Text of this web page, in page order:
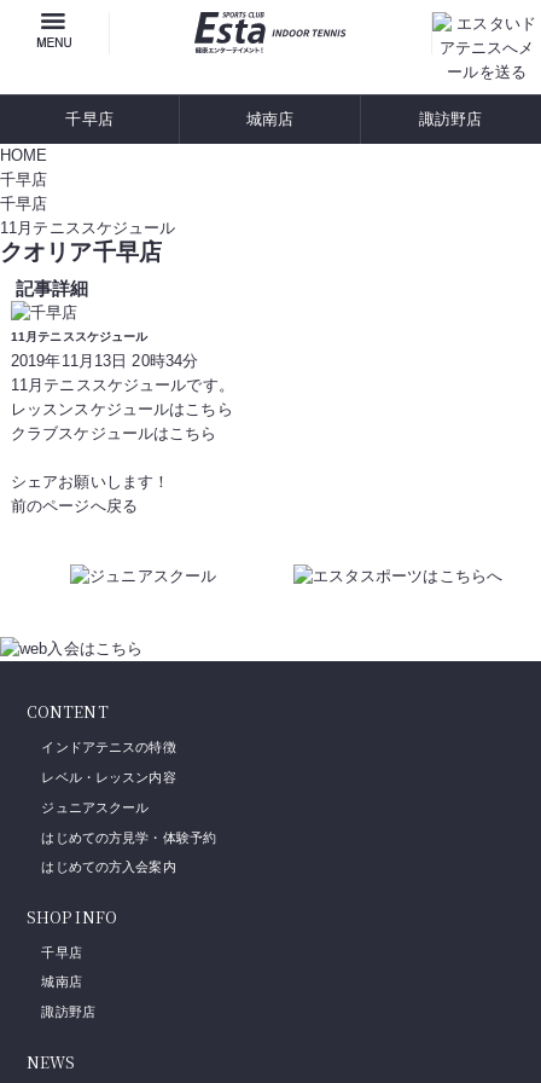
千早店 城南店 諏訪野店
HOME
千早店
千早店
11月テニススケジュール
クオリア千早店
記事詳細
11月テニススケジュール
2019年11月13日 20時34分
11月テニススケジュールです。
レッスンスケジュールはこちら
クラブスケジュールはこちら
シェアお願いします！
前のページへ戻る
CONTENT
インドアテニスの特徴
レベル・レッスン内容
ジュニアスクール
はじめての方見学・体験予約
はじめての方入会案内
SHOP INFO
千早店
城南店
諏訪野店
NEWS